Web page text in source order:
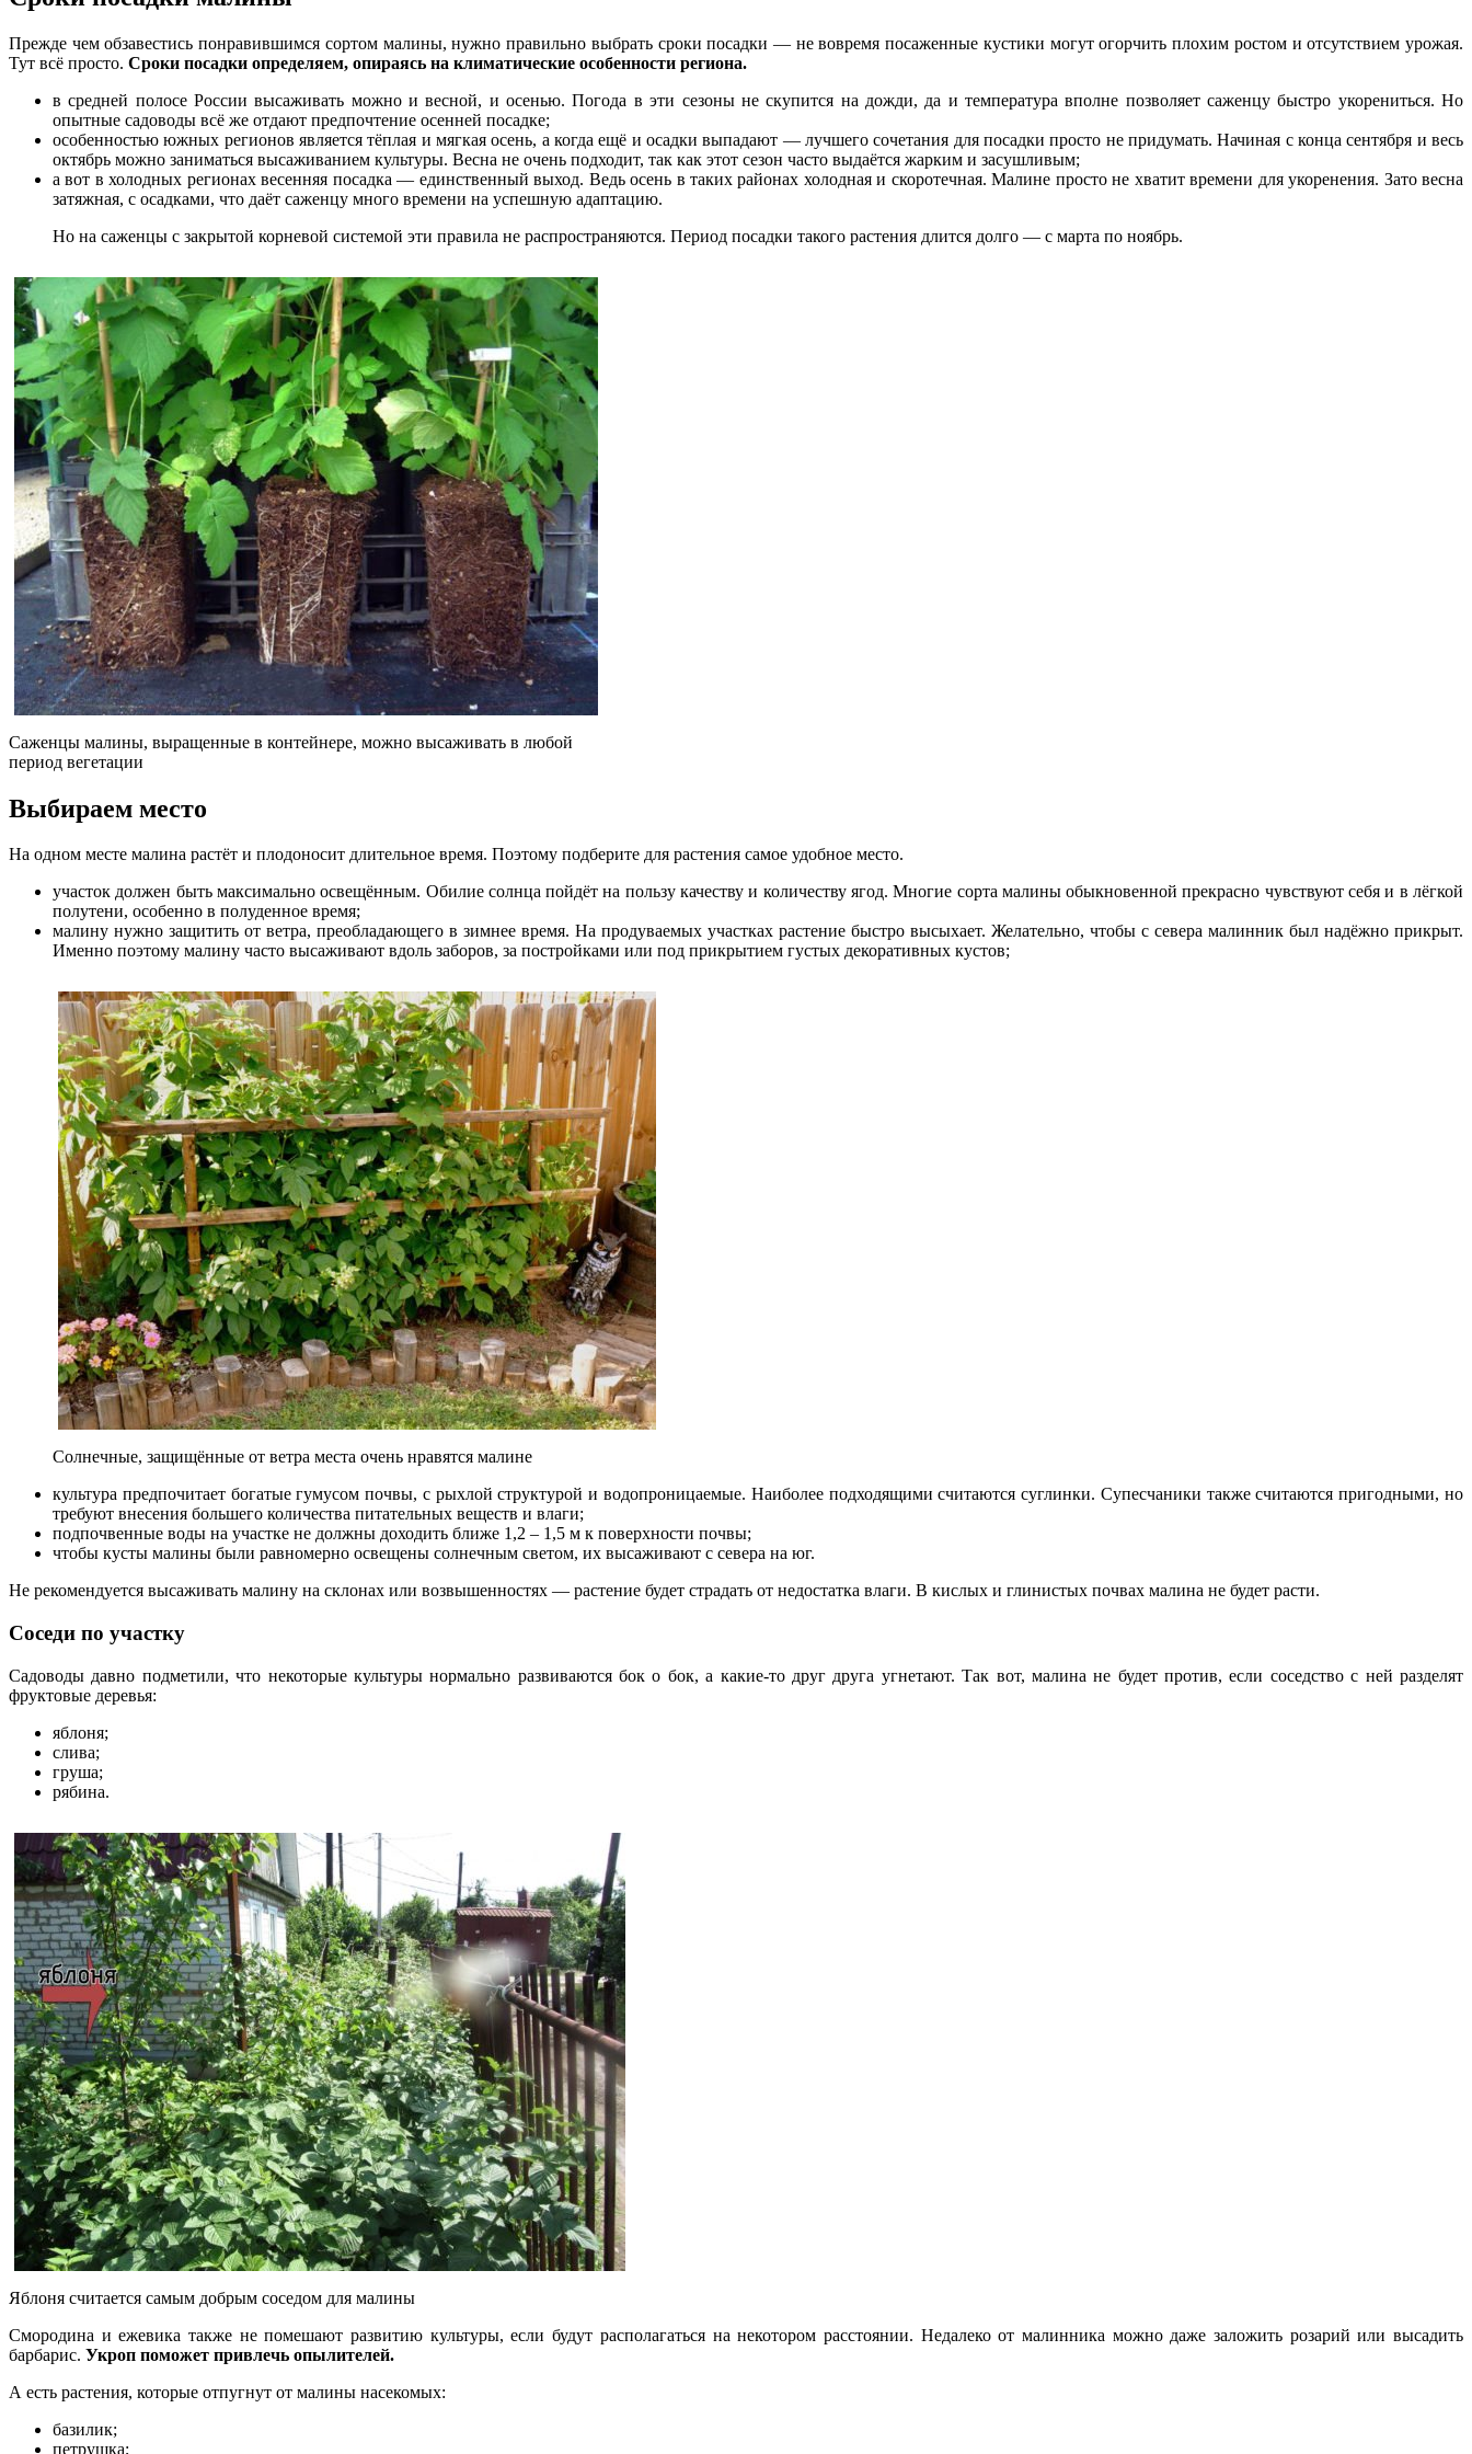
Прежде чем обзавестись понравившимся сортом малины, нужно правильно выбрать сроки посадки — не вовремя посаженные кустики могут огорчить плохим ростом и отсутствием урожая.
Тут всё просто. Сроки посадки определяем, опираясь на климатические особенности региона.
в средней полосе России высаживать можно и весной, и осенью. Погода в эти сезоны не скупится на дожди, да и температура вполне позволяет саженцу быстро укорениться. Но
опытные садоводы всё же отдают предпочтение осенней посадке;
особенностью южных регионов является тёплая и мягкая осень, а когда ещё и осадки выпадают — лучшего сочетания для посадки просто не придумать. Начиная с конца сентября и весь
октябрь можно заниматься высаживанием культуры. Весна не очень подходит, так как этот сезон часто выдаётся жарким и засушливым;
а вот в холодных регионах весенняя посадка — единственный выход. Ведь осень в таких районах холодная и скоротечная. Малине просто не хватит времени для укоренения. Зато весна
затяжная, с осадками, что даёт саженцу много времени на успешную адаптацию.
Но на саженцы с закрытой корневой системой эти правила не распространяются. Период посадки такого растения длится долго — с марта по ноябрь.
Саженцы малины, выращенные в контейнере, можно высаживать в любой
период вегетации
Выбираем место
На одном месте малина растёт и плодоносит длительное время. Поэтому подберите для растения самое удобное место.
участок должен быть максимально освещённым. Обилие солнца пойдёт на пользу качеству и количеству ягод. Многие сорта малины обыкновенной прекрасно чувствуют себя и в лёгкой
полутени, особенно в полуденное время;
малину нужно защитить от ветра, преобладающего в зимнее время. На продуваемых участках растение быстро высыхает. Желательно, чтобы с севера малинник был надёжно прикрыт.
Именно поэтому малину часто высаживают вдоль заборов, за постройками или под прикрытием густых декоративных кустов;
Солнечные, защищённые от ветра места очень нравятся малине
культура предпочитает богатые гумусом почвы, с рыхлой структурой и водопроницаемые. Наиболее подходящими считаются суглинки. Супесчаники также считаются пригодными, но
требуют внесения большего количества питательных веществ и влаги;
подпочвенные воды на участке не должны доходить ближе 1,2 – 1,5 м к поверхности почвы;
чтобы кусты малины были равномерно освещены солнечным светом, их высаживают с севера на юг.
Не рекомендуется высаживать малину на склонах или возвышенностях — растение будет страдать от недостатка влаги. В кислых и глинистых почвах малина не будет расти.
Соседи по участку
Садоводы давно подметили, что некоторые культуры нормально развиваются бок о бок, а какие-то друг друга угнетают. Так вот, малина не будет против, если соседство с ней разделят
фруктовые деревья:
яблоня;
слива;
груша;
рябина.
Яблоня считается самым добрым соседом для малины
Смородина и ежевика также не помешают развитию культуры, если будут располагаться на некотором расстоянии. Недалеко от малинника можно даже заложить розарий или высадить
барбарис. Укроп поможет привлечь опылителей.
А есть растения, которые отпугнут от малины насекомых:
базилик;
петрушка;